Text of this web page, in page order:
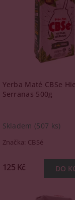
Yerba Maté CBSe
Serranas 500g
Skladem (507 ks)
Značka: CBSé
125 Kč